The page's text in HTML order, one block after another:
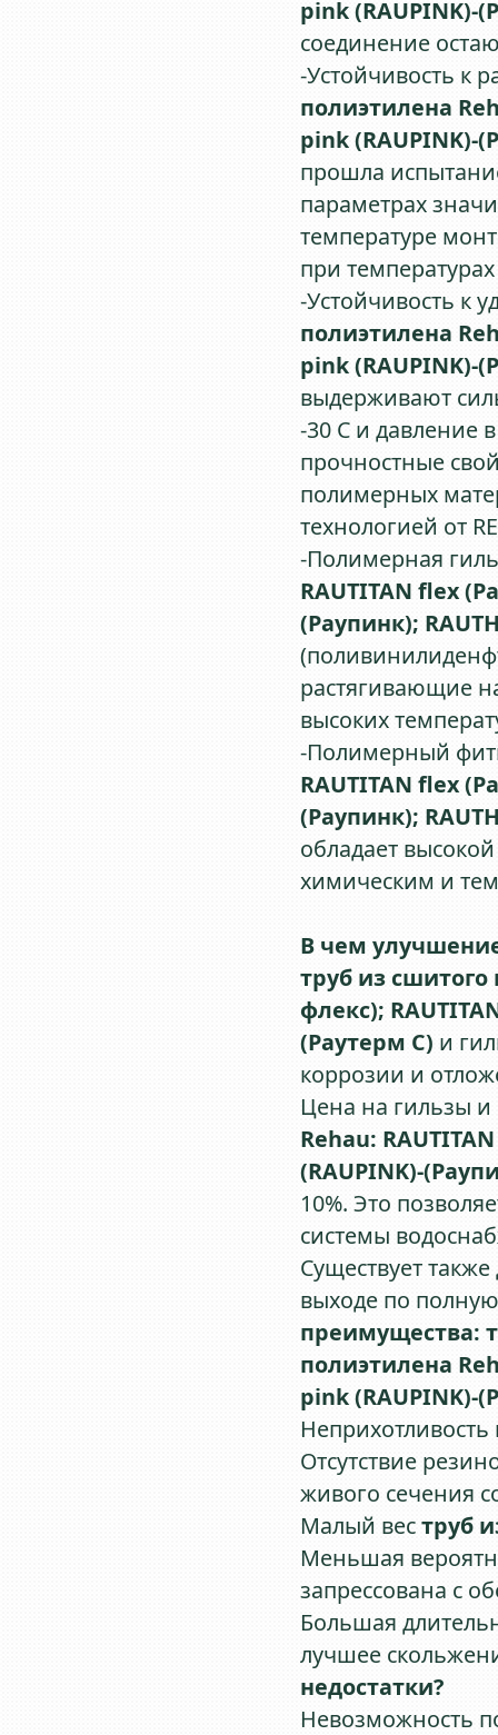
pink (RAUPINK)-
соединение
-Устойчивость к
полиэтилена
pink (RAUPINK)-
прошла
параметрах
температуре
при
-Устойчивость к
полиэтилена
pink (RAUPINK)-
выдерживают
-30 С и давление
прочностные
полимерных
технологией от
-Полимерная
RAUTITAN flex
(Раупинк);
растягивающие
высоких
-Полимерный
RAUTITAN flex
(Раупинк);
обладает
химическим и
В чем
труб из
флекс);
(Раутерм С) и
коррозии и
Цена на гильзы
Rehau:
(RAUPINK)-
10%. Это
системы
Существует
выходе по полную
преимущества:
полиэтилена
pink (RAUPINK)-
Отсутствие
живого сечения
Малый веструб
Меньшая
запрессована с
Большая
лучшее
недостатки?
Невозможность